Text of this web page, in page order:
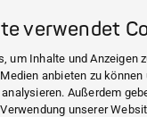
verwendet
um Inhalte und Anzeigen
anbieten zu
Außerdem
unserer
Rechner
Links